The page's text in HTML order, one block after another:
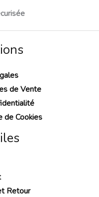
de Vente
de Cookies
Retour